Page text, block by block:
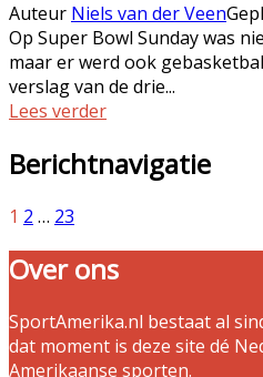
Auteur Niels van der Veen
Op Super Bowl Sunday was
maar er werd ook
verslag van de drie...
Lees verder
Berichtnavigatie
1 2 … 23
Over ons
SportAmerika.nl bestaat al
dat moment is deze site dé
Amerikaanse sporten.